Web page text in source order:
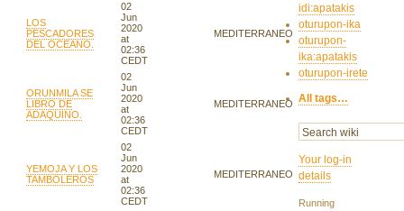
LOS
PESCADORES
DEL OCEANO.
02
Jun
2020
at
02:36
CEDT
MEDITERRANEO
ORUNMILA SE
LIBRO DE
ADAQUINO.
02
Jun
2020
at
02:36
CEDT
MEDITERRANEO
YEMOJA Y LOS
TAMBOLEROS
02
Jun
2020
at
02:36
CEDT
MEDITERRANEO
idi:apatakis
oturupon-ika
oturupon-
ika:apatakis
oturupon-irete
All tags…
Your log-in
details
Running